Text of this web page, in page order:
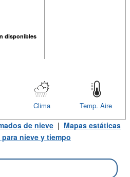
disponibles
Temp. Aire
Clima
de nieve | Mapas estáticas
nieve y tiempo